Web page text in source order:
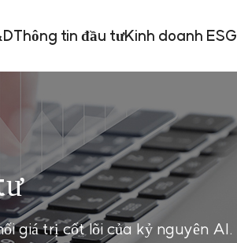
Thông tin đầu tưKinh doanh ESG
giá trị cốt lõi của kỷ nguyên AI.